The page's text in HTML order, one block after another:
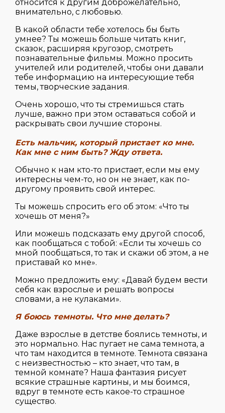
относится к другим доброжелательно,
внимательно, с любовью.
В какой области тебе хотелось бы быть
умнее? Ты можешь больше читать книг,
сказок, расширяя кругозор, смотреть
познавательные фильмы. Можно просить
учителей или родителей, чтобы они давали
тебе информацию на интересующие тебя
темы, творческие задания.
Очень хорошо, что ты стремишься стать
лучше, важно при этом оставаться собой и
раскрывать свои лучшие стороны.
Есть мальчик, который пристает ко мне.
Как мне с ним быть? Жду ответа.
Обычно к нам кто-то пристает, если мы ему
интересны чем-то, но он не знает, как по-
другому проявить свой интерес.
Ты можешь спросить его об этом: «Что ты
хочешь от меня?»
Или можешь подсказать ему другой способ,
как пообщаться с тобой: «Если ты хочешь со
мной пообщаться, то так и скажи об этом, а не
приставай ко мне».
Можно предложить ему: «Давай будем вести
себя как взрослые и решать вопросы
словами, а не кулаками».
Я боюсь темноты. Что мне делать?
Даже взрослые в детстве боялись темноты, и
это нормально. Нас пугает не сама темнота, а
что там находится в темноте. Темнота связана
с неизвестностью – кто знает, что там, в
темной комнате? Наша фантазия рисует
всякие страшные картины, и мы боимся,
вдруг в темноте есть какое-то страшное
существо.